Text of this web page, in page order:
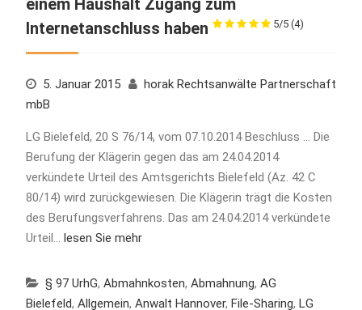
Internetanschluss haben
5/5 (4)
5. Januar 2015
horak Rechtsanwälte Partnerschaft
mbB
LG Bielefeld, 20 S 76/14, vom 07.10.2014 Beschluss … Die
Berufung der Klägerin gegen das am 24.04.2014
verkündete Urteil des Amtsgerichts Bielefeld (Az. 42 C
80/14) wird zurückgewiesen. Die Klägerin trägt die Kosten
des Berufungsverfahrens. Das am 24.04.2014 verkündete
Urteil… lesen Sie mehr
§ 97 UrhG, Abmahnkosten, Abmahnung, AG
Bielefeld, Allgemein, Anwalt Hannover, File-Sharing, LG